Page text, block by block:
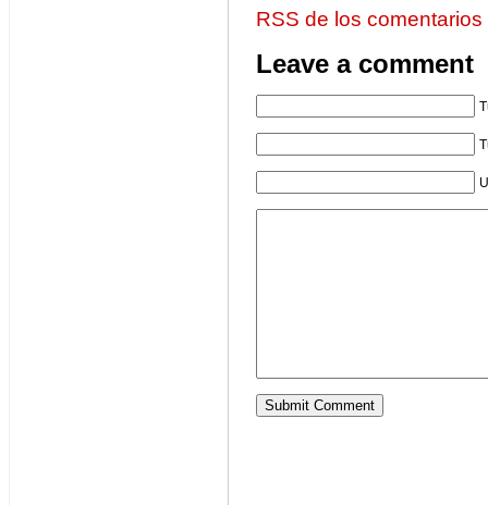
RSS de los comentarios
Leave a comment